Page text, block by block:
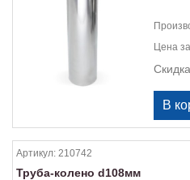
Цена
Артикул: 210742
Труба-колено d108мм